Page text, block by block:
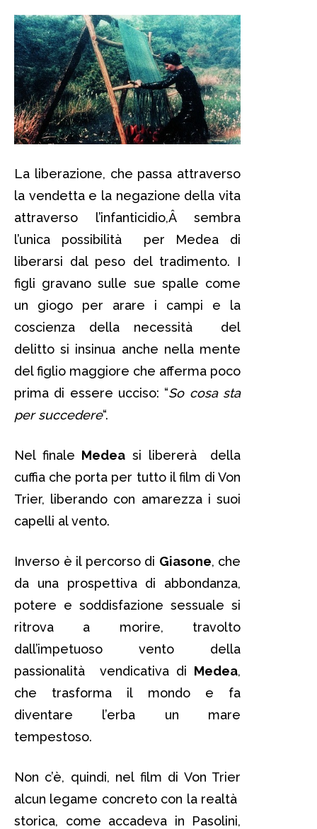
La liberazione, che passa attraverso
la vendetta e la negazione della vita
attraverso l’infanticidio,Â sembra
l’unica possibilità per Medea di
liberarsi dal peso del tradimento. I
figli gravano sulle sue spalle come
un giogo per arare i campi e la
coscienza della necessità del
delitto si insinua anche nella mente
del figlio maggiore che afferma poco
prima di essere ucciso: “So cosa sta
per succedere“.
Nel finale Medea si libererà della
cuffia che porta per tutto il film di Von
Trier, liberando con amarezza i suoi
capelli al vento.
Inverso è il percorso di Giasone, che
da una prospettiva di abbondanza,
potere e soddisfazione sessuale si
ritrova a morire, travolto
dall’impetuoso vento della
passionalità vendicativa di Medea,
che trasforma il mondo e fa
diventare l’erba un mare
tempestoso.
Non c’è, quindi, nel film di Von Trier
alcun legame concreto con la realtà
storica, come accadeva in Pasolini,